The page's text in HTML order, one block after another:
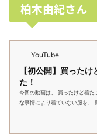
柏木由紀さん
YouTube
【初公開】買った
た！
今回の動画は、 買ったけど着た
な事情により着ていない服を、